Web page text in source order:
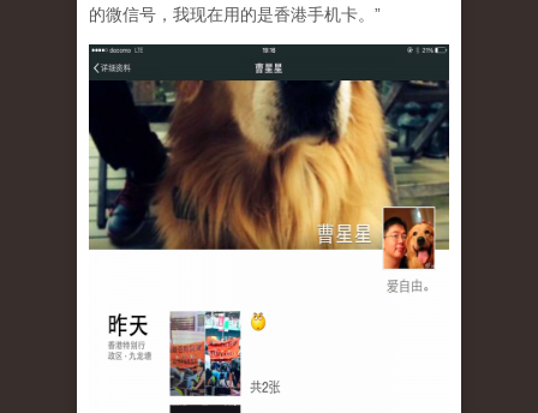
的微信号，我现在用的是香港手机卡。”